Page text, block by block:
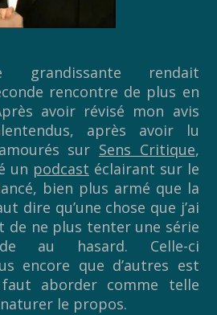
grandissante rendait
rencontre de plus en
avoir révisé mon avis
après avoir lu
sur Sens Critique,
un podcast éclairant sur le
bien plus armé que la
dire qu’une chose que j’ai
de ne plus tenter une série
au hasard. Celle-ci
encore que d’autres est
aborder comme telle
le propos.